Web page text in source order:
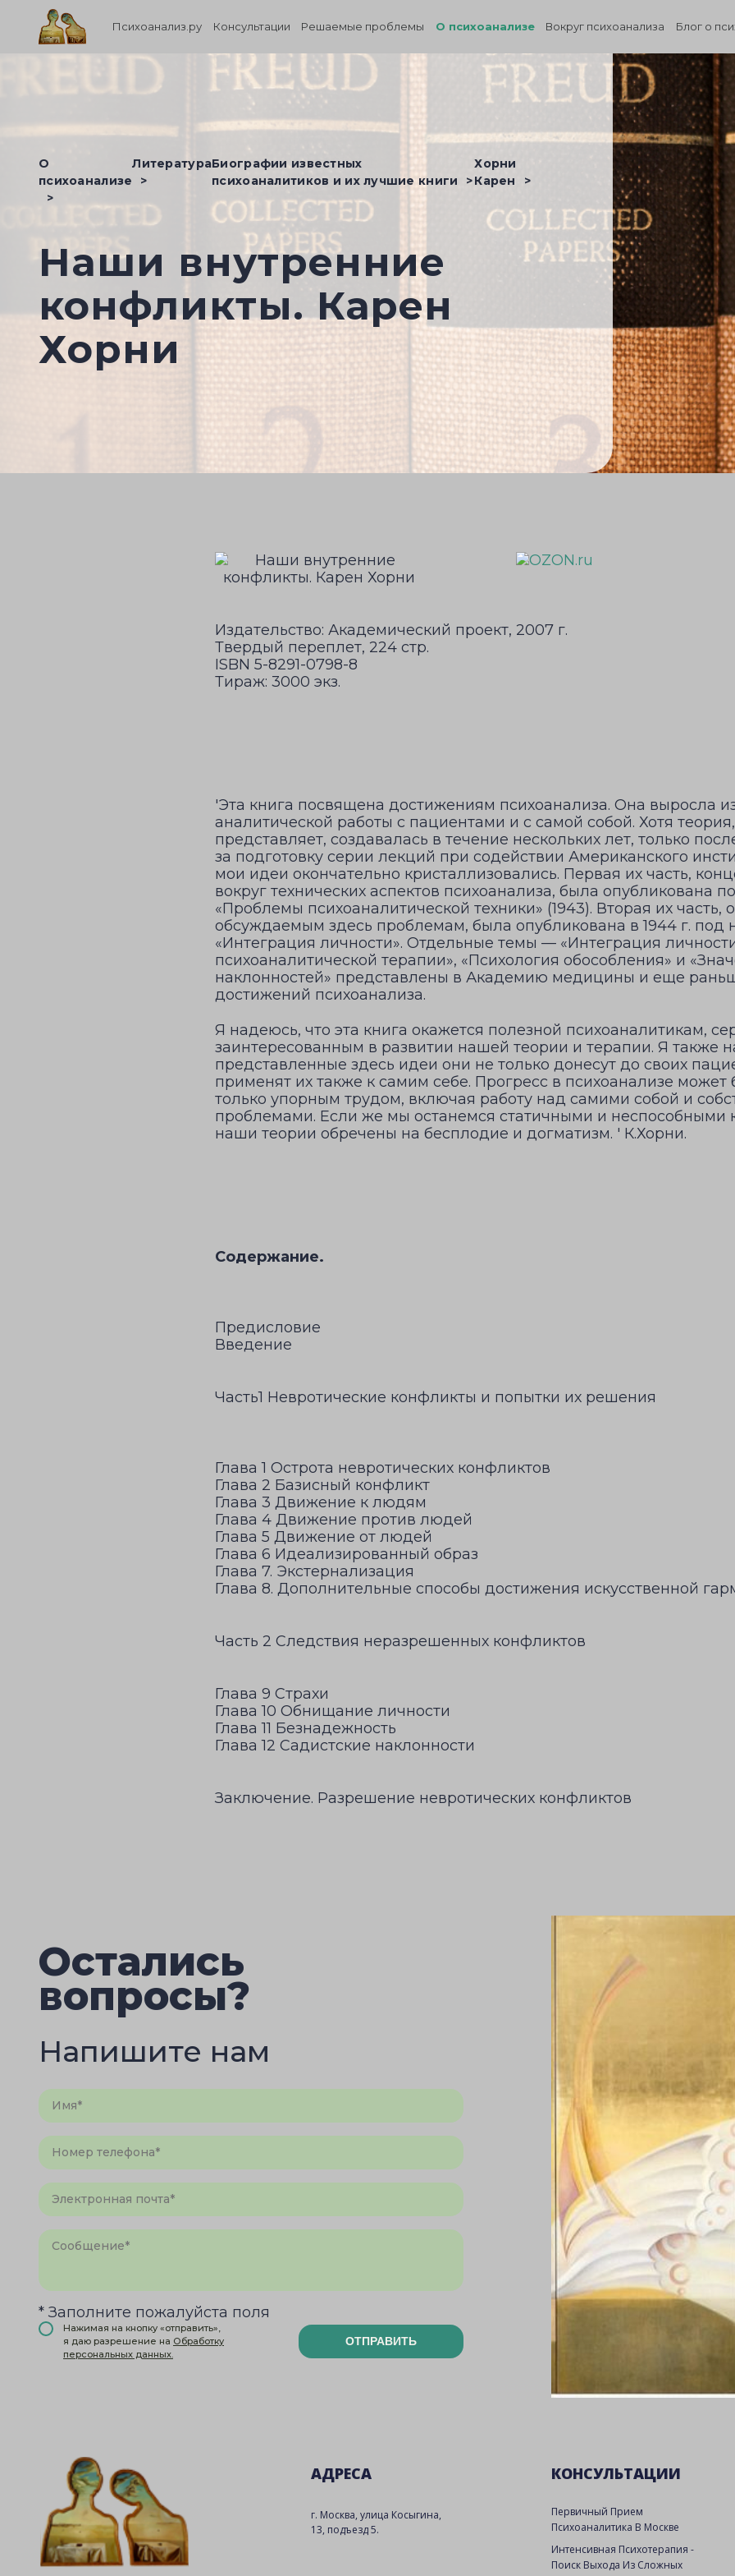
Психоанализ.ру Консультации Решаемые проблемы О психоанализе Вокруг психоанализа Блог о
О
психоанализе
ЛитератураБиографии известных
психоаналитиков и их лучшие книги
Хорни
Карен
Наши внутренние
конфликты. Карен
Хорни
Издательство: Академический проект, 2007 г.
Твердый переплет, 224 стр.
ISBN 5-8291-0798-8
Тираж: 3000 экз.
'Эта книга посвящена достижениям психоанализа. Она выросла
аналитической работы с пациентами и с самой собой. Хотя
представляет, создавалась в течение нескольких лет, только
за подготовку серии лекций при содействии Американского
мои идеи окончательно кристаллизовались. Первая их часть,
вокруг технических аспектов психоанализа, была опубликована
«Проблемы психоаналитической техники» (1943). Вторая их часть,
обсуждаемым здесь проблемам, была опубликована в 1944 г. под
«Интеграция личности». Отдельные темы — «Интеграция
психоаналитической терапии», «Психология обособления» и
наклонностей» представлены в Академию медицины и еще
достижений психоанализа.
Я надеюсь, что эта книга окажется полезной психоаналитикам,
заинтересованным в развитии нашей теории и терапии. Я также
представленные здесь идеи они не только донесут до своих
применят их также к самим себе. Прогресс в психоанализе может
только упорным трудом, включая работу над самими собой и
проблемами. Если же мы останемся статичными и неспособными
наши теории обречены на бесплодие и догматизм. ' К.Хорни.
Содержание.
Предисловие
Введение
Часть1 Невротические конфликты и попытки их решения
Глава 1 Острота невротических конфликтов
Глава 2 Базисный конфликт
Глава 3 Движение к людям
Глава 4 Движение против людей
Глава 5 Движение от людей
Глава 6 Идеализированный образ
Глава 7. Экстернализация
Глава 8. Дополнительные способы достижения искусственной
Часть 2 Следствия неразрешенных конфликтов
Глава 9 Страхи
Глава 10 Обнищание личности
Глава 11 Безнадежность
Глава 12 Садистские наклонности
Заключение. Разрешение невротических конфликтов
Остались
вопросы?
Напишите нам
* Заполните пожалуйста поля
Нажимая на кнопку «отправить»,
я даю разрешение на Обработку
персональных данных.
ОТПРАВИТЬ
АДРЕСА
г. Москва, улица Косыгина,
13, подъезд 5.
КОНСУЛЬТАЦИИ
Первичный Прием
Психоаналитика В Москве
Интенсивная Психотерапия -
Поиск Выхода Из Сложных